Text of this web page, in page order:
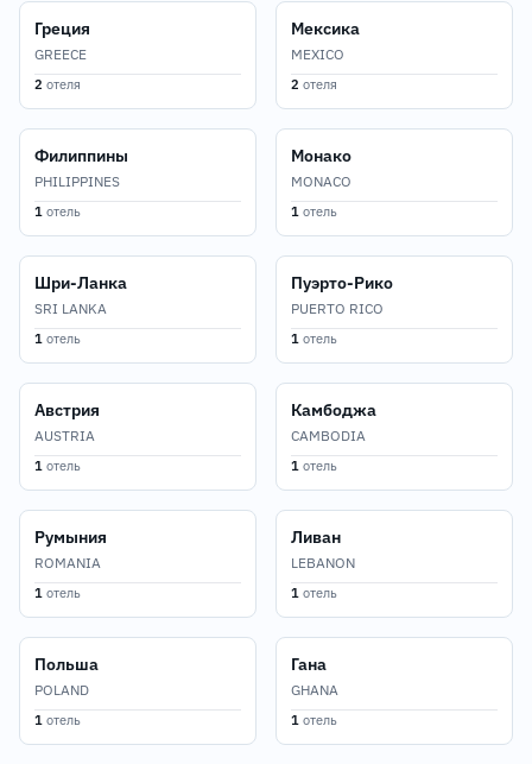
Греция
GREECE
2 отеля
Мексика
MEXICO
2 отеля
Филиппины
PHILIPPINES
1 отель
Монако
MONACO
1 отель
Шри-Ланка
SRI LANKA
1 отель
Пуэрто-Рико
PUERTO RICO
1 отель
Австрия
AUSTRIA
1 отель
Камбоджа
CAMBODIA
1 отель
Румыния
ROMANIA
1 отель
Ливан
LEBANON
1 отель
Польша
POLAND
1 отель
Гана
GHANA
1 отель